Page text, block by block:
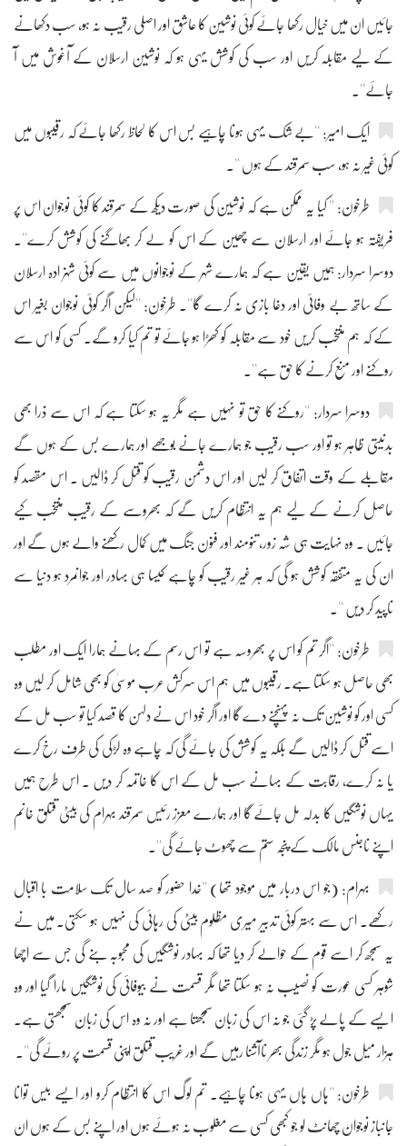
جائیں ان میں خیال رکھا جائے کوئی نوشین کا عاشق اور اصلی رقیب نہ ہو، سب دکھانے
کے لیے مقابلہ کریں اور سب کی کوشش یہی ہو کہ نوشین ارسلان کے آغوش میں آ
جائے''۔
ایک امیر: ''بے شک یہی ہونا چاہیے بس اس کا لحاظ رکھا جائے کہ رقیبوں میں
کوئی غیر نہ ہو، سب سمرقند کے ہوں ''۔
طرخون: '' کیا یہ ممکن ہے کہ نوشین کی صورت دیکھ کے سمرقند کا کوئی نوجوان اس پر
فریفتہ ہو جائے اور ارسلان سے چھین کے اس کو لے کر بھاگنے کی کوشش کرے''۔
دوسرا سردار: ہمیں یقین ہے کہ ہمارے شہر کے نوجوانوں میں سے کوئی شہزادہ ارسلان
کے ساتھ بے وفائی اور دغا بازی نہ کرے گا''۔ طرخون: ''لیکن اگر کوئی نوجوان بغیر اس
کے کہ ہم منتخب کریں خود سے مقابلہ کو کھڑا ہو جائے تو تم کیا کرو گے۔ کسی کو اس سے
روکنے اور منع کرنے کا حق ہے''۔
دوسرا سردار: ''روکنے کا حق تو نہیں ہے مگر یہ ہو سکتا ہے کہ اس سے ذرا بھی
بدنیتی ظاہر ہو تو اور سب رقیب جو ہمارے جانے بوجھے اور ہمارے بس کے ہوں گے
مقابلے کے وقت اتفاق کر لیں اور اس دشمن رقیب کو قتل کر ڈالیں ۔ اس مقصد کو
حاصل کرنے کے لیے ہم یہ انتظام کریں گے کہ بھروسے کے رقیب منتخب کیے
جائیں ۔ وہ نہایت ہی شہ زور، تنومند اور فنون جنگ میں کمال رکھنے والے ہوں گے اور
ان کی یہ متفقہ کوشش ہو گی کہ ہر غیر رقیب کو چاہے کیسا ہی بہادر اور جوانمرد ہو دنیا سے
ناپید کر دیں ''۔
طرخون: ''اگر تم کو اس پر بھروسہ ہے تو اس رسم کے بہانے ہمارا ایک اور مطلب
بھی حاصل ہو سکتا ہے۔ رقیبوں میں ہم اس سرکش عرب موسیٰ کو بھی شامل کر لیں وہ
کسی اور کو نوشین تک نہ پہنچنے دے گا اور اگر خود اس نے دلہن کا قصد کیا تو سب مل کے
اسے قتل کر ڈالیں گے بلکہ یہ کوشش کی جائے گی کہ چاہے وہ لڑکی کی طرف رخ کرے
یا نہ کرے، رقابت کے بہانے سب مل کے اس کا خاتمہ کر دیں ۔ اس طرح ہمیں
یہاں نوشگیں کا بدلہ مل جائے گا اور ہمارے معزز رئیس سمرقند بہرام کی بیٹی قتلق خانم
اپنے ناجنس مالک کے پنجہ ستم سے چھوٹ جائے گی''۔
بہرام: (جو اس دربار میں موجود تھا) ''خدا حضور کو صد سال تک سلامت با اقبال
رکھے۔ اس سے بہتر کوئی تدبیر میری مظلوم بیٹی کی رہائی کی نہیں ہو سکتی۔ میں نے
یہ سمجھ کر اسے قوم کے حوالے کر دیا تھا کہ بہادر نوشگیں کی محبوبہ بنے گی جس سے اچھا
شوہر کسی عورت کو نصیب نہ ہو سکتا تھا مگر قسمت نے بیوفائی کی نوشگیں مارا گیا اور وہ
ایسے کے پالے پڑ گئی جو نہ اس کی زبان سمجھتا ہے اور نہ وہ اس کی زبان سمجھتی ہے۔
ہزار میل جول ہو مگر زندگی بھر ناآشنا رہیں گے اور غریب قتلق اپنی قسمت پر روئے گی''۔
طرخون: ''ہاں ہاں یہی ہونا چاہیے۔ تم لوگ اس کا انتظام کرو اور ایسے بیس توانا
جانباز نوجوان چھانٹ لو جو کبھی کسی سے مغلوب نہ ہوئے ہوں اور اپنے بس کے ہوں ان